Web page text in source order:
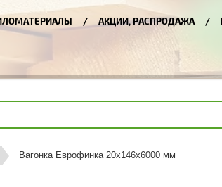
АКЦИИ, РАСПРОДАЖА
Вагонка Еврофинка 20х146х6000 мм